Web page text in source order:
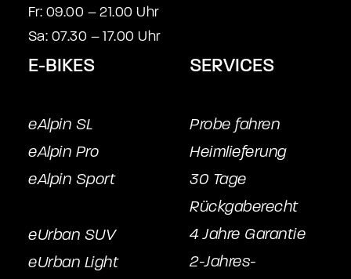
Fr: 09.00 – 21.00 Uhr
Sa: 07.30 – 17.00 Uhr
E-BIKES
eAlpin SL
eAlpin Pro
eAlpin Sport
eUrban SUV
eUrban Light
SERVICES
Probe fahren
Heimlieferung
30 Tage
Rückgaberecht
4 Jahre Garantie
2-Jahres-